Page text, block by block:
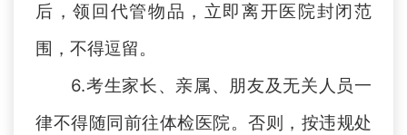
后，领回代管物品，立即离开医院封闭范
围，不得逗留。
6.考生家长、亲属、朋友及无关人员一
律不得随同前往体检医院。 否则，按违规处